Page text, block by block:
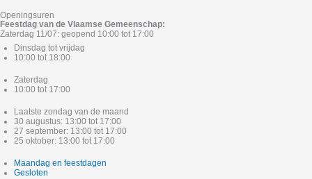
Openingsuren
Feestdag van de Vlaamse Gemeenschap:
Zaterdag 11/07: geopend 10:00 tot 17:00
Dinsdag tot vrijdag
10:00 tot 18:00
Zaterdag
10:00 tot 17:00
Laatste zondag van de maand
30 augustus: 13:00 tot 17:00
27 september: 13:00 tot 17:00
25 oktober: 13:00 tot 17:00
Maandag en feestdagen
Gesloten